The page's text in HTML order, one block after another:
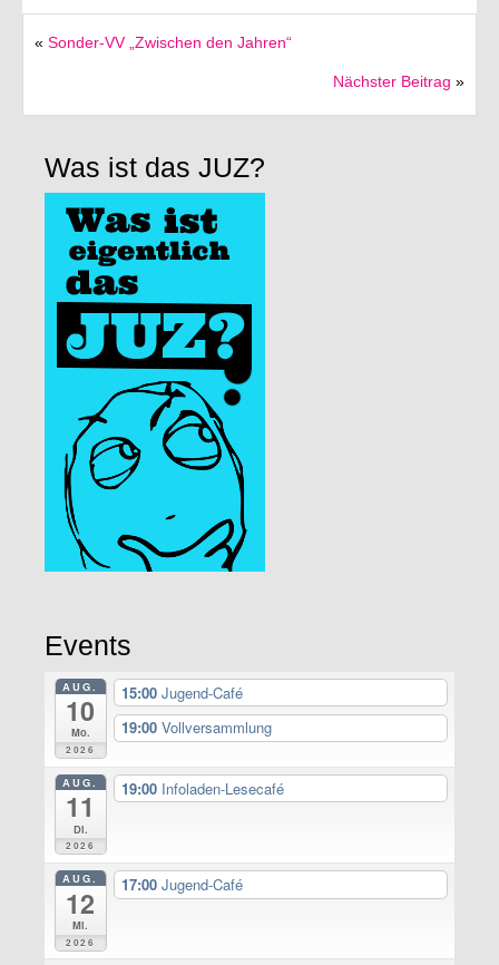
« Sonder-VV „Zwischen den Jahren“
Nächster Beitrag »
Was ist das JUZ?
Events
AUG.
10
Mo.
2026
15:00 Jugend-Café
19:00 Vollversammlung
AUG.
11
Di.
2026
19:00 Infoladen-Lesecafé
AUG.
12
Mi.
2026
17:00 Jugend-Café